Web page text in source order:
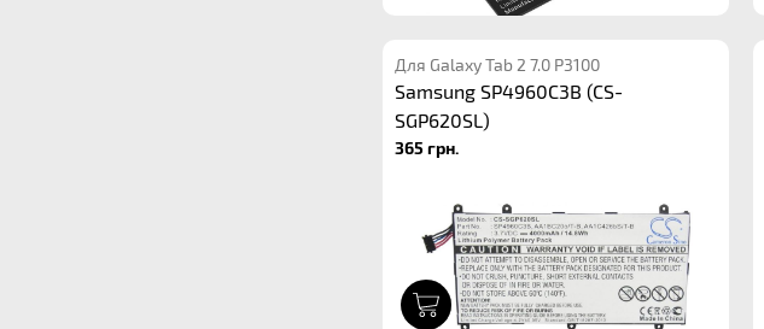
Для Galaxy Tab 2 7.0 P3100
Samsung SP4960C3B (CS-
SGP620SL)
365 грн.